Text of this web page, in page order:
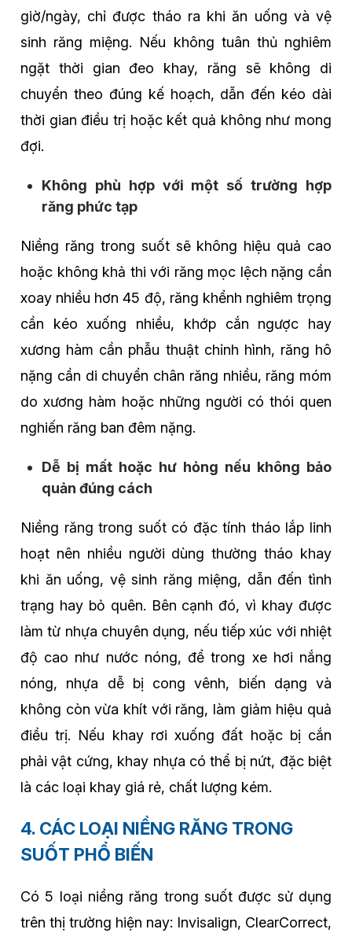
giờ/ngày, chỉ được tháo ra khi ăn uống và vệ
sinh răng miệng. Nếu không tuân thủ nghiêm
ngặt thời gian đeo khay, răng sẽ không di
chuyển theo đúng kế hoạch, dẫn đến kéo dài
thời gian điều trị hoặc kết quả không như mong
đợi.
Không phù hợp với một số trường hợp
răng phức tạp
Niềng răng trong suốt sẽ không hiệu quả cao
hoặc không khả thi với răng mọc lệch nặng cần
xoay nhiều hơn 45 độ, răng khểnh nghiêm trọng
cần kéo xuống nhiều, khớp cắn ngược hay
xương hàm cần phẫu thuật chỉnh hình, răng hô
nặng cần di chuyển chân răng nhiều, răng móm
do xương hàm hoặc những người có thói quen
nghiến răng ban đêm nặng.
Dễ bị mất hoặc hư hỏng nếu không bảo
quản đúng cách
Niềng răng trong suốt có đặc tính tháo lắp linh
hoạt nên nhiều người dùng thường tháo khay
khi ăn uống, vệ sinh răng miệng, dẫn đến tình
trạng hay bỏ quên. Bên cạnh đó, vì khay được
làm từ nhựa chuyên dụng, nếu tiếp xúc với nhiệt
độ cao như nước nóng, để trong xe hơi nắng
nóng, nhựa dễ bị cong vênh, biến dạng và
không còn vừa khít với răng, làm giảm hiệu quả
điều trị. Nếu khay rơi xuống đất hoặc bị cắn
phải vật cứng, khay nhựa có thể bị nứt, đặc biệt
là các loại khay giá rẻ, chất lượng kém.
4. CÁC LOẠI NIỀNG RĂNG TRONG
SUỐT PHỔ BIẾN
Có 5 loại niềng răng trong suốt được sử dụng
trên thị trường hiện nay: Invisalign, ClearCorrect,